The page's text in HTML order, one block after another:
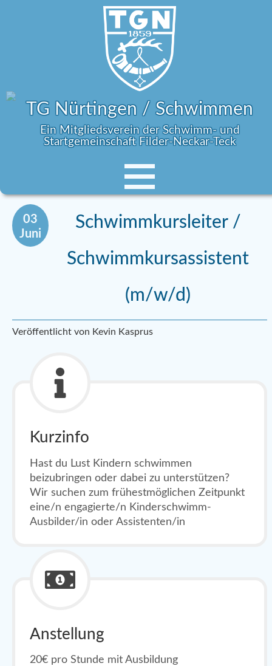
TG Nürtingen / Schwimmen
Ein Mitgliedsverein der Schwimm- und
Startgemeinschaft Filder-Neckar-Teck
03
Juni
Schwimmkursleiter /
Schwimmkursassistent
(m/w/d)
Veröffentlicht von Kevin Kasprus
Kurzinfo
Hast du Lust Kindern schwimmen
beizubringen oder dabei zu unterstützen?
Wir suchen zum frühestmöglichen Zeitpunkt
eine/n engagierte/n Kinderschwimm-
Ausbilder/in oder Assistenten/in
Anstellung
20€ pro Stunde mit Ausbildung